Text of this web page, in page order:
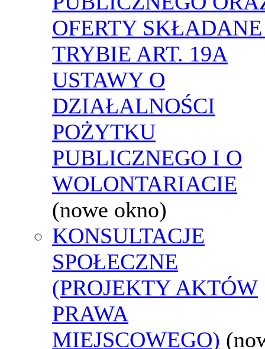
OFERTY
TRYBIE ART. 19A
USTAWY O
DZIAŁALNOŚCI
POŻYTKU
PUBLICZNEGO I O
WOLONTARIACIE
(nowe okno)
KONSULTACJE
SPOŁECZNE
(PROJEKTY AKTÓW
PRAWA
MIEJSCOWEGO)